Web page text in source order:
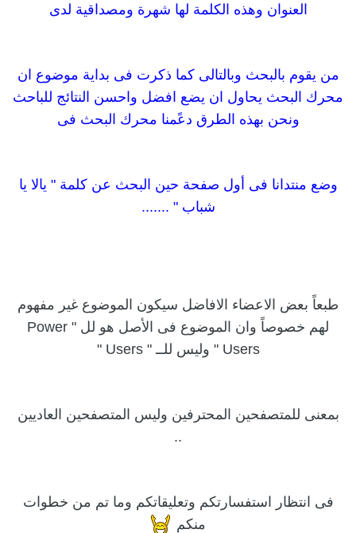
العنوان وهذه الكلمة لها شهرة ومصداقية لدى
من يقوم بالبحث وبالتالى كما ذكرت فى بداية موضوع ان
محرك البحث يحاول ان يضع افضل واحسن النتائج للباحث
ونحن بهذه الطرق دعًمنا محرك البحث فى
وضع منتدانا فى أول صفحة حين البحث عن كلمة " يالا يا
شباب " .......
طبعاً بعض الاعضاء الافاضل سيكون الموضوع غير مفهوم
لهم خصوصاً وان الموضوع فى الأصل هو لل " Power
Users " وليس للــ " Users "
بمعنى للمتصفحين المحترفين وليس المتصفحين العاديين
..
فى انتظار استفسارتكم وتعليقاتكم وما تم من خطوات
منكم